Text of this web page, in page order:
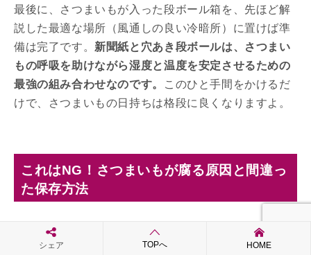
最後に、さつまいもが入った段ボール箱を、先ほど解
説した最適な場所（風通しの良い冷暗所）に置けば準
備は完了です。 新聞紙と穴あき段ボールは、さつまい
もの呼吸を助けながら湿度と温度を安定させるための
最強の組み合わせなのです。
このひと手間をかけるだ
けで、さつまいもの日持ちは格段に良くなりますよ。
これはNG！さつまいもが腐る原因と間違っ
た保存方法
手塩にかけて育て、収穫したさつまいも。しかし、ほ
んの少しの知識不足で、気づいた時には腐らせてしま
シェア TOPへ HOME